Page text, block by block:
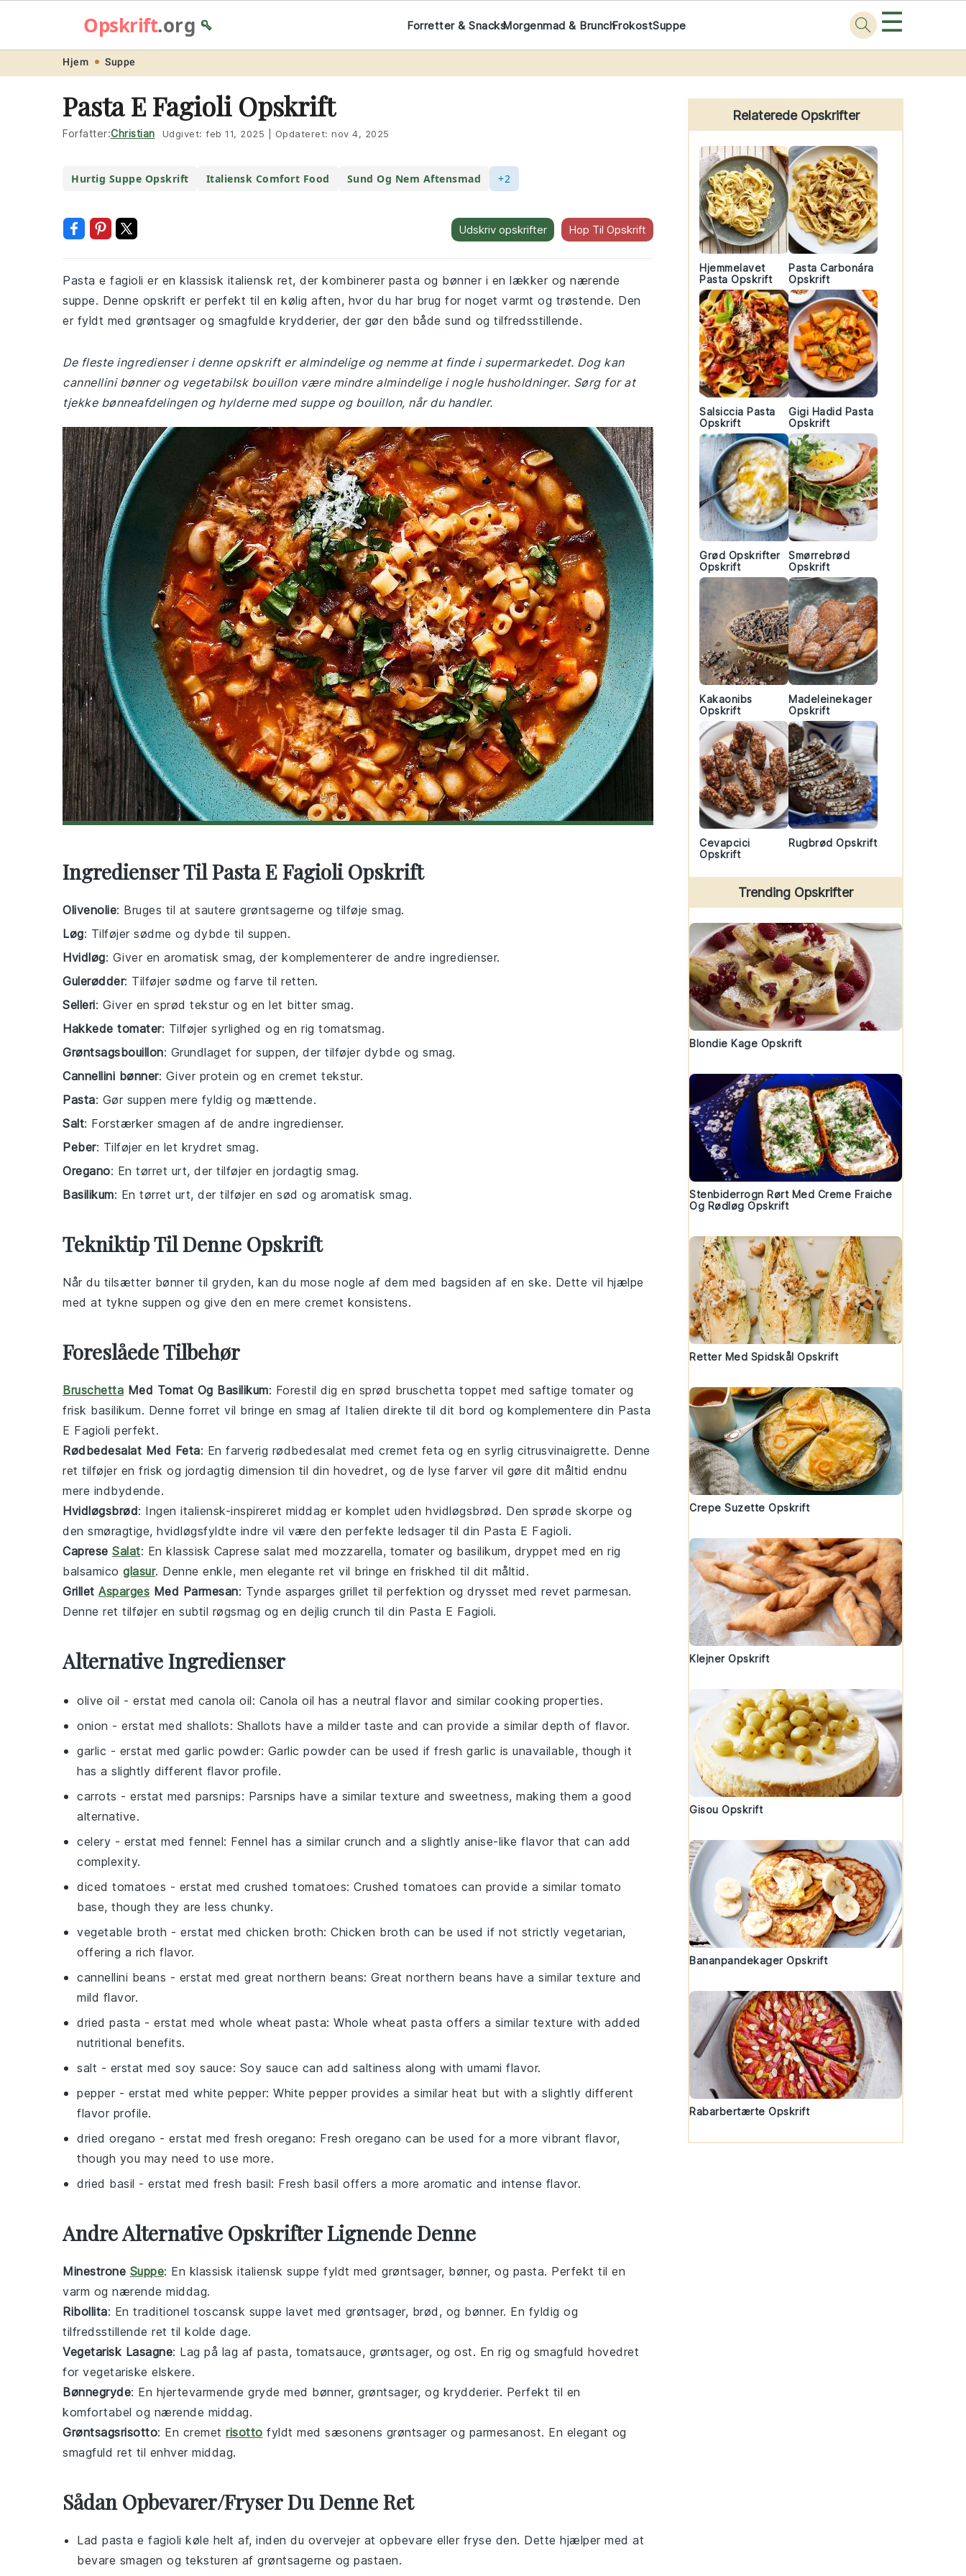
navigation
content
Opskrift.org🥄 Forretter & SnacksMorgenmad & BrunchFrokostSuppe ☰
Hjem Suppe
Pasta E Fagioli Opskrift
Forfatter:Christian Udgivet: feb 11, 2025 Opdateret: nov 4, 2025
Hurtig Suppe Opskrift Italiensk Comfort Food Sund Og Nem Aftensmad +2
Udskriv opskrifter Hop Til Opskrift
Pasta e fagioli er en klassisk italiensk ret, der kombinerer pasta og bønner i en lækker og nærende
suppe. Denne opskrift er perfekt til en kølig aften, hvor du har brug for noget varmt og trøstende. Den
er fyldt med grøntsager og smagfulde krydderier, der gør den både sund og tilfredsstillende.
De fleste ingredienser i denne opskrift er almindelige og nemme at finde i supermarkedet. Dog kan
cannellini bønner og vegetabilsk bouillon være mindre almindelige i nogle husholdninger. Sørg for at
tjekke bønneafdelingen og hylderne med suppe og bouillon, når du handler.
Ingredienser Til Pasta E Fagioli Opskrift
Olivenolie: Bruges til at sautere grøntsagerne og tilføje smag.
Løg: Tilføjer sødme og dybde til suppen.
Hvidløg: Giver en aromatisk smag, der komplementerer de andre ingredienser.
Gulerødder: Tilføjer sødme og farve til retten.
Selleri: Giver en sprød tekstur og en let bitter smag.
Hakkede tomater: Tilføjer syrlighed og en rig tomatsmag.
Grøntsagsbouillon: Grundlaget for suppen, der tilføjer dybde og smag.
Cannellini bønner: Giver protein og en cremet tekstur.
Pasta: Gør suppen mere fyldig og mættende.
Salt: Forstærker smagen af de andre ingredienser.
Peber: Tilføjer en let krydret smag.
Oregano: En tørret urt, der tilføjer en jordagtig smag.
Basilikum: En tørret urt, der tilføjer en sød og aromatisk smag.
Tekniktip Til Denne Opskrift
Når du tilsætter bønner til gryden, kan du mose nogle af dem med bagsiden af en ske. Dette vil hjælpe
med at tykne suppen og give den en mere cremet konsistens.
Foreslåede Tilbehør
Bruschetta Med Tomat Og Basilikum: Forestil dig en sprød bruschetta toppet med saftige tomater og
frisk basilikum. Denne forret vil bringe en smag af Italien direkte til dit bord og komplementere din Pasta
E Fagioli perfekt.
Rødbedesalat Med Feta: En farverig rødbedesalat med cremet feta og en syrlig citrusvinaigrette. Denne
ret tilføjer en frisk og jordagtig dimension til din hovedret, og de lyse farver vil gøre dit måltid endnu
mere indbydende.
Hvidløgsbrød: Ingen italiensk-inspireret middag er komplet uden hvidløgsbrød. Den sprøde skorpe og
den smøragtige, hvidløgsfyldte indre vil være den perfekte ledsager til din Pasta E Fagioli.
Caprese Salat: En klassisk Caprese salat med mozzarella, tomater og basilikum, dryppet med en rig
balsamico glasur. Denne enkle, men elegante ret vil bringe en friskhed til dit måltid.
Grillet Asparges Med Parmesan: Tynde asparges grillet til perfektion og drysset med revet parmesan.
Denne ret tilføjer en subtil røgsmag og en dejlig crunch til din Pasta E Fagioli.
Alternative Ingredienser
olive oil - erstat med canola oil: Canola oil has a neutral flavor and similar cooking properties.
onion - erstat med shallots: Shallots have a milder taste and can provide a similar depth of flavor.
garlic - erstat med garlic powder: Garlic powder can be used if fresh garlic is unavailable, though it
has a slightly different flavor profile.
carrots - erstat med parsnips: Parsnips have a similar texture and sweetness, making them a good
alternative.
celery - erstat med fennel: Fennel has a similar crunch and a slightly anise-like flavor that can add
complexity.
diced tomatoes - erstat med crushed tomatoes: Crushed tomatoes can provide a similar tomato
base, though they are less chunky.
vegetable broth - erstat med chicken broth: Chicken broth can be used if not strictly vegetarian,
offering a rich flavor.
cannellini beans - erstat med great northern beans: Great northern beans have a similar texture and
mild flavor.
dried pasta - erstat med whole wheat pasta: Whole wheat pasta offers a similar texture with added
nutritional benefits.
salt - erstat med soy sauce: Soy sauce can add saltiness along with umami flavor.
pepper - erstat med white pepper: White pepper provides a similar heat but with a slightly different
flavor profile.
dried oregano - erstat med fresh oregano: Fresh oregano can be used for a more vibrant flavor,
though you may need to use more.
dried basil - erstat med fresh basil: Fresh basil offers a more aromatic and intense flavor.
Andre Alternative Opskrifter Lignende Denne
Minestrone Suppe: En klassisk italiensk suppe fyldt med grøntsager, bønner, og pasta. Perfekt til en
varm og nærende middag.
Ribollita: En traditionel toscansk suppe lavet med grøntsager, brød , og bønner. En fyldig og
tilfredsstillende ret til kolde dage.
Vegetarisk Lasagne: Lag på lag af pasta, tomatsauce, grøntsager, og ost. En rig og smagfuld hovedret
for vegetariske elskere.
Bønnegryde: En hjertevarmende gryde med bønner, grøntsager, og krydderier. Perfekt til en
komfortabel og nærende middag.
Grøntsagsrisotto: En cremet risotto fyldt med sæsonens grøntsager og parmesanost. En elegant og
smagfuld ret til enhver middag.
Sådan Opbevarer/Fryser Du Denne Ret
Lad pasta e fagioli køle helt af, inden du overvejer at opbevare eller fryse den. Dette hjælper med at
bevare smagen og teksturen af grøntsagerne og pastaen.
Primary
Sidebar
Relaterede Opskrifter
Hjemmelavet
Pasta Opskrift
Pasta Carbonára
Opskrift
Salsiccia Pasta
Opskrift
Gigi Hadid Pasta
Opskrift
Grød Opskrifter
Opskrift
Smørrebrød
Opskrift
Kakaonibs
Opskrift
Madeleinekager
Opskrift
Cevapcici
Opskrift
Rugbrød Opskrift
Trending Opskrifter
Blondie Kage Opskrift
Stenbiderrogn Rørt Med Creme Fraiche
Og Rødløg Opskrift
Retter Med Spidskål Opskrift
Crepe Suzette Opskrift
Klejner Opskrift
Gisou Opskrift
Bananpandekager Opskrift
Rabarbertærte Opskrift